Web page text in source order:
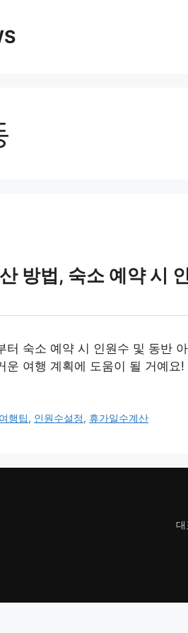
방법, 숙소 예약 시
터 숙소 예약 시 인원수 및 동반
운 여행 계획에 도움이 될 거예요!
여행팁, 인원수설정, 휴가일수계산